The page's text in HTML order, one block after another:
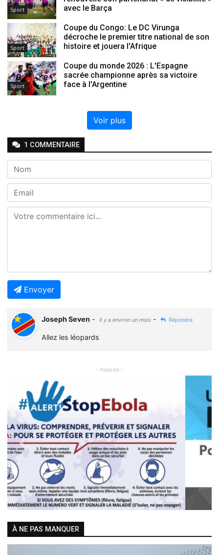
Sport
avec le Barça
Sport
Coupe du Congo: Le DC Virunga
décroche le premier titre national de son
histoire et jouera l'Afrique
Sport
Coupe du monde 2026 : L'Espagne
sacrée championne après sa victoire
face à l'Argentine
Voir plus
1 COMMENTAIRE
Envoyer
Joseph Seven - Il y a environ un mois - Répondre
Allez les léopards
- Publicité -
Previous Next
À NE PAS MANQUER